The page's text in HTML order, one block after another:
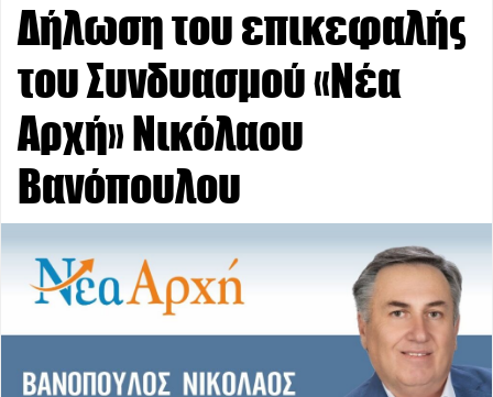
Δήλωση του επικεφαλής
του Συνδυασμού «Νέα
Αρχή» Νικόλαου
Βανόπουλου